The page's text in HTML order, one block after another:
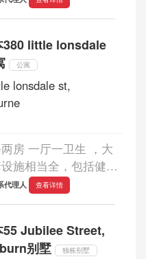
380 little lonsdale
公寓
lonsdale st,
房 一厅一卫生 ，大
施相当全，包括健身
。...
代理人 查看详情
55 Jubilee Street,
别墅
独栋别墅